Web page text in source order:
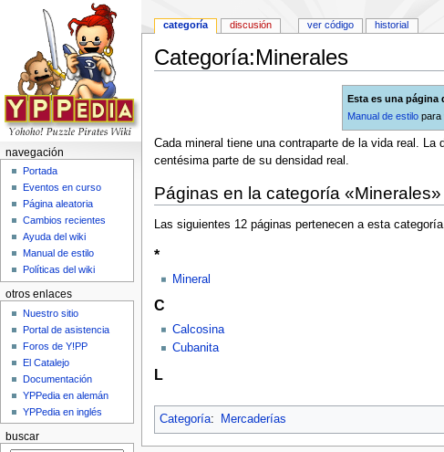
Categoría:Minerales
Esta es una página
Manual de estilopara
Cada mineral tiene una contraparte de la vida real.
centésima parte de su densidad real.
Páginas en la categoría «Minerales»
Las siguientes 12 páginas pertenecen a esta
*
Mineral
C
Calcosina
Cubanita
L
Categoría: Mercaderías
categoría discusión ver código historial
navegación
Portada
Eventos en curso
Página aleatoria
Cambios recientes
Ayuda del wiki
Manual de estilo
Políticas del wiki
otros enlaces
Nuestro sitio
Portal de asistencia
Foros de Y!PP
El Catalejo
Documentación
YPPedia en alemán
YPPedia en inglés
buscar